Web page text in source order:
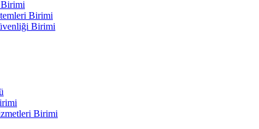
Birimi
Birimi
Birimi